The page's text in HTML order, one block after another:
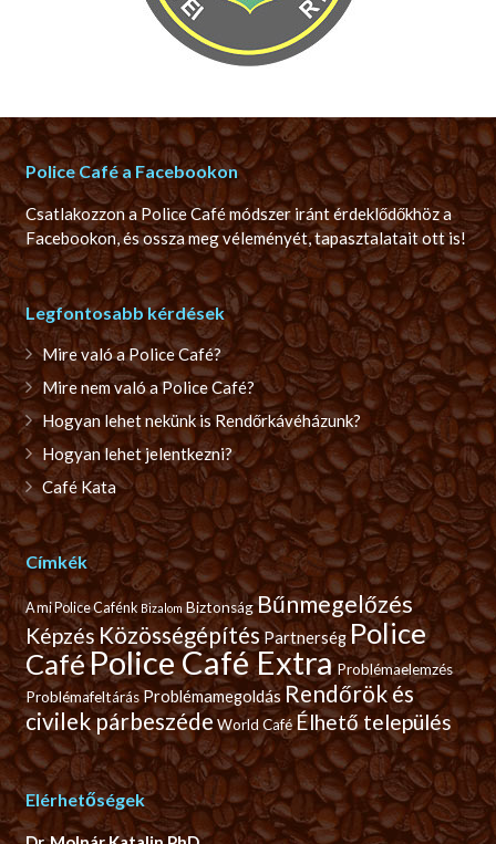
Police Café a Facebookon
Csatlakozzon a Police Café módszer iránt érdeklődőkhöz a
Facebookon, és ossza meg véleményét, tapasztalatait ott is!
Legfontosabb kérdések
Mire való a Police Café?
Mire nem való a Police Café?
Hogyan lehet nekünk is Rendőrkávéházunk?
Hogyan lehet jelentkezni?
Café Kata
Címkék
A mi Police Cafénk Bizalom BiztonságBűnmegelőzés
Képzés Közösségépítés PartnerségPolice
CaféPolice Café Extra Problémaelemzés
ProblémafeltárásProblémamegoldás Rendőrök és
civilek párbeszéde World CaféÉlhető település
Elérhetőségek